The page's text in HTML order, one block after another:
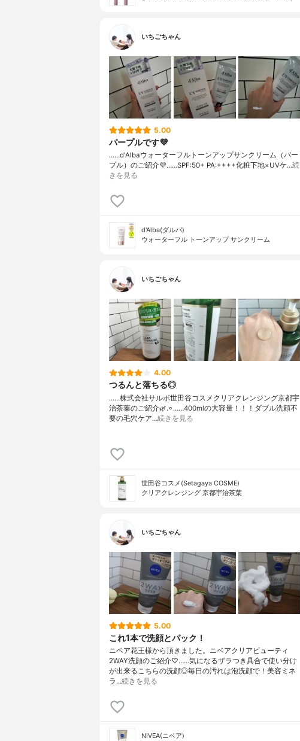
いちごちゃん
5.00
パープルです💜
……⁡⁡d'Alba⁡⁡ウォーターフルトーンアップ⁡⁡サンクリーム（パー
プル）⁡⁡のご紹介💜‪⁡⁡……⁡⁡SPF:50+ PA:++++⁡⁡⁡⁡化粧下地×UVケ…続
きを見る
d'Alba(ダルバ)
ウォーターフル トーンアップ サンクリーム
いちごちゃん
4.00
つるんと落ちる◎
……⁡⁡株式会社サルボ⁡⁡世田谷コスメ⁡⁡クリアクレンジング⁡⁡京都宇
治茶葉⁡⁡のご紹介🌿.∘⁡⁡……⁡⁡400mlの大容量！！！⁡⁡ダブル洗顔不
要の⁡毛穴ケア…続きを見る
世田谷コスメ(Setagaya COSME)
クリアクレンジング 京都宇治茶葉
いちごちゃん
5.00
これ1本で洗顔とパック！
ニベア花王様から頂きました。ニベアクリアビューティ
2WAY洗顔のご紹介♡……気になるザラつき具合で使い分け
が出来るこちらの洗顔◎毎日の汚れは泡洗顔で！美容ミネ
ラ…続きを見る
NIVEA(ニベア)